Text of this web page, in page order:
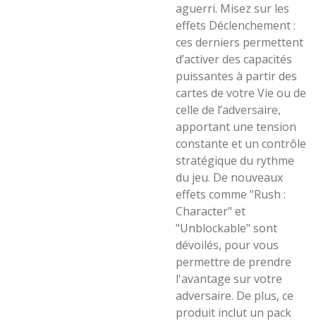
aguerri. Misez sur les
effets Déclenchement :
ces derniers permettent
d’activer des capacités
puissantes à partir des
cartes de votre Vie ou de
celle de l’adversaire,
apportant une tension
constante et un contrôle
stratégique du rythme
du jeu. De nouveaux
effets comme "Rush :
Character" et
"Unblockable" sont
dévoilés, pour vous
permettre de prendre
l'avantage sur votre
adversaire. De plus, ce
produit inclut un pack